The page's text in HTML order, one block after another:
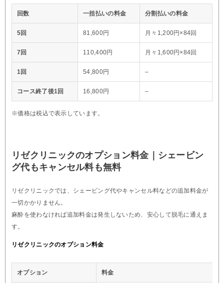
回数 一括払いの料金 分割払いの料金
5回 81,600円 月々1,200円×84回
7回 110,400円 月々1,600円×84回
1回 54,800円 –
コース終了後1回 16,800円 –
※価格は税込で表示しています。
リゼクリニックのオプション料金｜シェービン
グ代もキャンセル料も無料
リゼクリニックでは、シェービング代やキャンセル料などの追加料金が
一切かかりません。
麻酔を使わなければ追加料金は発生しないため、安心して脱毛に通えま
す。
リゼクリニックのオプション料金
オプション 料金